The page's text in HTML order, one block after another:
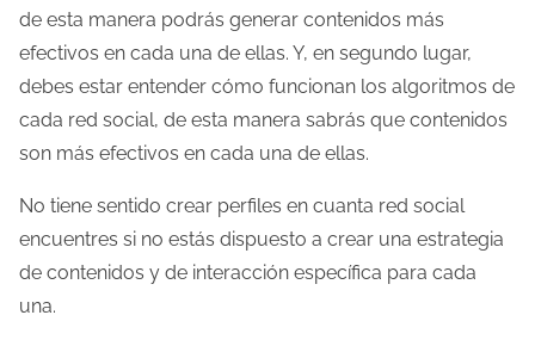
de esta manera podrás generar contenidos más
efectivos en cada una de ellas. Y, en segundo lugar,
debes estar entender cómo funcionan los algoritmos de
cada red social, de esta manera sabrás que contenidos
son más efectivos en cada una de ellas.
No tiene sentido crear perfiles en cuanta red social
encuentres si no estás dispuesto a crear una estrategia
de contenidos y de interacción específica para cada
una.